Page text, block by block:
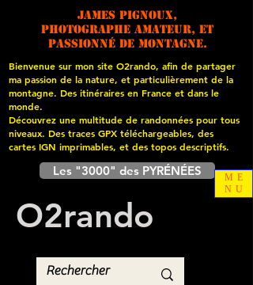
James PIGNOUX,
photographe amateur, et
passionné de montagne.
Bienvenue sur mon site O2rando, afin de partager
ma passion de la nature, et particulièrement de la
montagne. Des itinéraires en France et dans le
monde.
Découvrez une multitude de randonnées pour tous
niveaux. Des traces GPX téléchargeables, des
cartes IGN imprimables, et des topos descriptifs.
Les "3000" des PYRÉNÉES
O2rando
ME
NU